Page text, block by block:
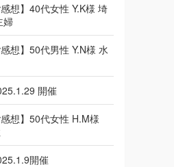
想】40代女性 Y.K様 埼
婦
想】50代男性 Y.N様 水
開催
想】50代女性 H.M様
開催